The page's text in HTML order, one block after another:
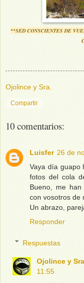
**SED CONSCIENTES DE
Ojolince y Sra.
Compartir
10 comentarios:
Luisfer 26 de
Vaya día guapo
fotos del cola
Bueno, me
con vosotros de
Un abrazo,
Responder
Respuestas
Ojolince y
11:55